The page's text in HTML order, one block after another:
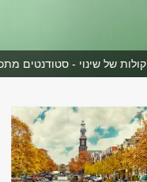
קולות של שינוי - סטודנטים